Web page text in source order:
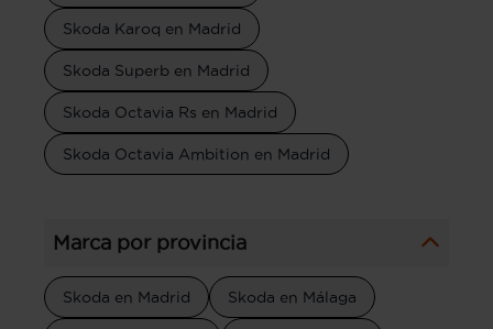
Skoda Karoq en Madrid
Skoda Superb en Madrid
Skoda Octavia Rs en Madrid
Skoda Octavia Ambition en Madrid
Marca por provincia
Skoda en Madrid Skoda en Málaga